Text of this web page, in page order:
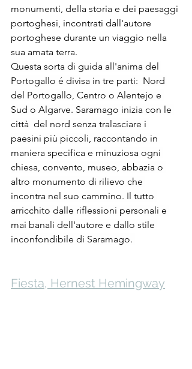
monumenti, della storia e dei paesaggi
portoghesi, incontrati dall'autore
portoghese durante un viaggio nella
sua amata terra.
Questa sorta di guida all'anima del
Portogallo é divisa in tre parti:  Nord
del Portogallo, Centro o Alentejo e
Sud o Algarve. Saramago inizia con le
città  del nord senza tralasciare i
paesini più piccoli, raccontando in
maniera specifica e minuziosa ogni
chiesa, convento, museo, abbazia o
altro monumento di rilievo che
incontra nel suo cammino. Il tutto
arricchito dalle riflessioni personali e
mai banali dell'autore e dallo stile
inconfondibile di Saramago.
Fiesta, Hernest Hemingway